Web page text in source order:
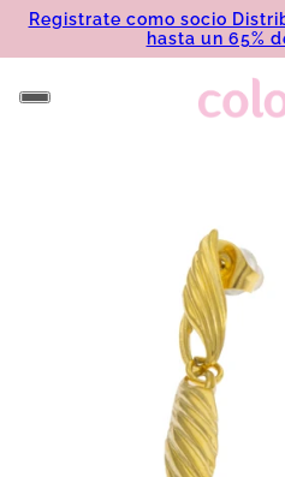
Registrate como socio
hasta un 65%